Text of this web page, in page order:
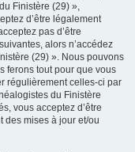
Finistère (29) »,
d’être légalement
pas d’être
alors n’accédez
(29) ». Nous pouvons
ferons tout pour que vous
régulièrement celles-ci par
du Finistère
vous acceptez d’être
des mises à jour et/ou